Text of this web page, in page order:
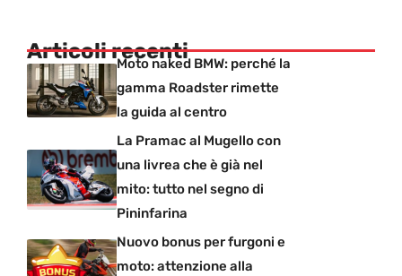
Articoli recentiMoto naked BMW: perché la
gamma Roadster rimette
la guida al centro
La Pramac al Mugello con
una livrea che è già nel
mito: tutto nel segno di
Pininfarina
Nuovo bonus per furgoni e
moto: attenzione alla